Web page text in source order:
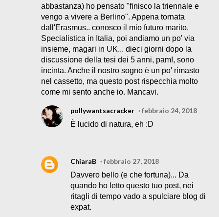
abbastanza) ho pensato "finisco la triennale e
vengo a vivere a Berlino". Appena tornata
dall'Erasmus.. conosco il mio futuro marito.
Specialistica in Italia, poi andiamo un po' via
insieme, magari in UK... dieci giorni dopo la
discussione della tesi dei 5 anni, pam!, sono
incinta. Anche il nostro sogno è un po' rimasto
nel cassetto, ma questo post rispecchia molto
come mi sento anche io. Mancavi.
pollywantsacracker
febbraio 24, 2018
È lucido di natura, eh :D
ChiaraB
febbraio 27, 2018
Davvero bello (e che fortuna)... Da
quando ho letto questo tuo post, nei
ritagli di tempo vado a spulciare blog di
expat.